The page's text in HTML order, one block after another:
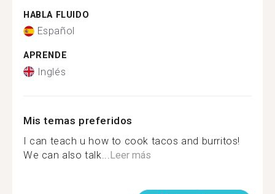
HABLA FLUIDO
Español
APRENDE
Inglés
Mis temas preferidos
I can teach u how to cook tacos and burritos!
We can also talk... Leer más